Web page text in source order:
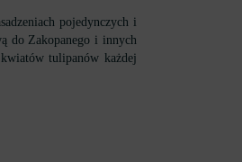
pojedynczych i
do Zakopanego i innych
tulipanów każdej